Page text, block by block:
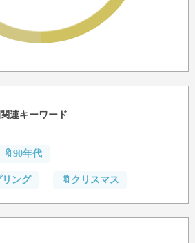
連キーワード
🔖90年代
リング 🔖クリスマス